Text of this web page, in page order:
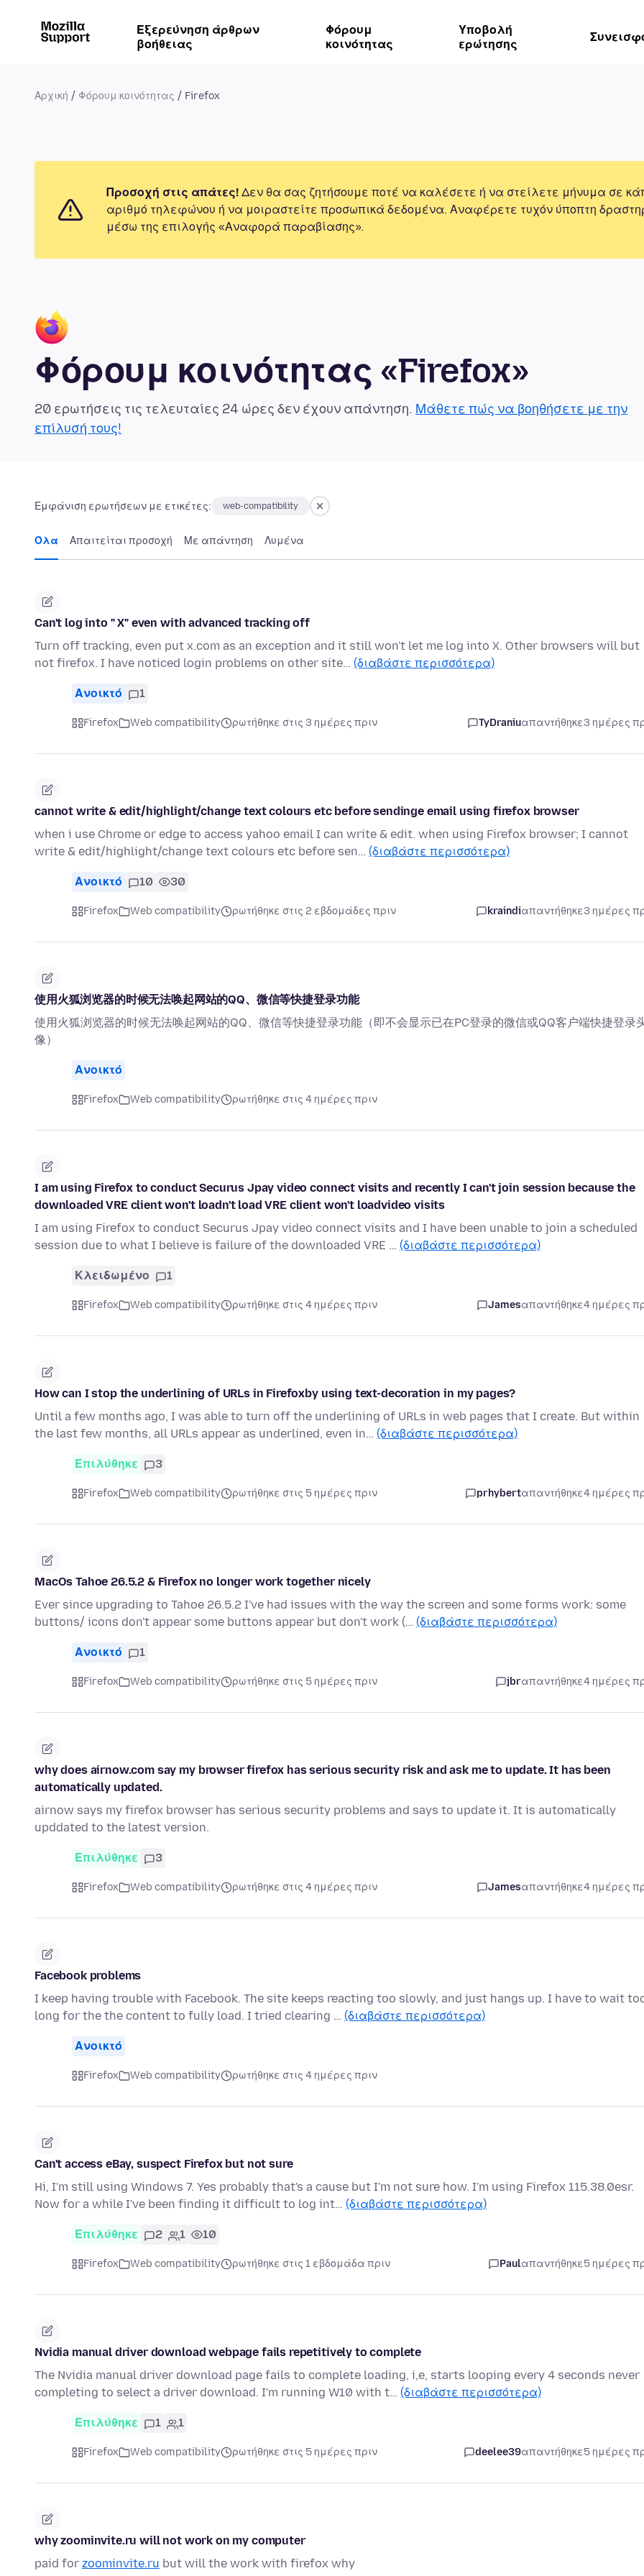
Εξερεύνηση άρθρων
βοήθειας
Φόρουμ
κοινότητας
Υποβολή
ερώτησης
Αρχική Φόρουμ κοινότητας Firefox
Προσοχή στις απάτες! Δεν θα σας ζητήσουμε ποτέ να καλέσετε ή να στείλετε μήνυμα σε
αριθμό τηλεφώνου ή να μοιραστείτε προσωπικά δεδομένα. Αναφέρετε τυχόν ύποπτη
μέσω της επιλογής «Αναφορά παραβίασης».
Φόρουμ κοινότητας «Firefox»
20 ερωτήσεις τις τελευταίες 24 ώρες δεν έχουν απάντηση. Μάθετε πώς να βοηθήσετε με την
επίλυσή τους!
Εμφάνιση ερωτήσεων με ετικέτες: web-compatibility
Όλα Απαιτείται προσοχή Με απάντηση Λυμένα
Can't log into " X" even with advanced tracking off
Turn off tracking, even put x.com as an exception and it still won't let me log into X. Other browsers will but
not firefox. I have noticed login problems on other site… (διαβάστε περισσότερα)
Ανοικτό 1
Firefox Web compatibility ρωτήθηκε στις 3 ημέρες πριν TyDraniuαπαντήθηκε3 ημέρες
cannot write & edit/highlight/change text colours etc before sendinge email using firefox browser
when i use Chrome or edge to access yahoo email I can write & edit. when using Firefox browser; I cannot
write & edit/highlight/change text colours etc before sen… (διαβάστε περισσότερα)
Ανοικτό 10 30
Firefox Web compatibility ρωτήθηκε στις 2 εβδομάδες πριν kraindiαπαντήθηκε3 ημέρες
使用火狐浏览器的时候无法唤起网站的QQ、微信等快捷登录功能
使用火狐浏览器的时候无法唤起网站的QQ、微信等快捷登录功能（即不会显示已在PC登录的微信或QQ客户端快捷登录
像）
Ανοικτό
Firefox Web compatibility ρωτήθηκε στις 4 ημέρες πριν
I am using Firefox to conduct Securus Jpay video connect visits and recently I can't join session because the
downloaded VRE client won't loadn't load VRE client won't loadvideo visits
I am using Firefox to conduct Securus Jpay video connect visits and I have been unable to join a scheduled
session due to what I believe is failure of the downloaded VRE … (διαβάστε περισσότερα)
Κλειδωμένο 1
Firefox Web compatibility ρωτήθηκε στις 4 ημέρες πριν Jamesαπαντήθηκε4 ημέρες
How can I stop the underlining of URLs in Firefoxby using text-decoration in my pages?
Until a few months ago, I was able to turn off the underlining of URLs in web pages that I create. But within
the last few months, all URLs appear as underlined, even in… (διαβάστε περισσότερα)
Επιλύθηκε 3
Firefox Web compatibility ρωτήθηκε στις 5 ημέρες πριν prhybertαπαντήθηκε4 ημέρες
MacOs Tahoe 26.5.2 & Firefox no longer work together nicely
Ever since upgrading to Tahoe 26.5.2 I've had issues with the way the screen and some forms work: some
buttons/ icons don't appear some buttons appear but don't work (… (διαβάστε περισσότερα)
Ανοικτό 1
Firefox Web compatibility ρωτήθηκε στις 5 ημέρες πριν jbrαπαντήθηκε4 ημέρες
why does airnow.com say my browser firefox has serious security risk and ask me to update. It has been
automatically updated.
airnow says my firefox browser has serious security problems and says to update it. It is automatically
upddated to the latest version.
Επιλύθηκε 3
Firefox Web compatibility ρωτήθηκε στις 4 ημέρες πριν Jamesαπαντήθηκε4 ημέρες
Facebook problems
I keep having trouble with Facebook. The site keeps reacting too slowly, and just hangs up. I have to wait
long for the the content to fully load. I tried clearing … (διαβάστε περισσότερα)
Ανοικτό
Firefox Web compatibility ρωτήθηκε στις 4 ημέρες πριν
Can't access eBay, suspect Firefox but not sure
Hi, I'm still using Windows 7. Yes probably that's a cause but I'm not sure how. I'm using Firefox 115.38.0esr.
Now for a while I've been finding it difficult to log int… (διαβάστε περισσότερα)
Επιλύθηκε 2 1 10
Firefox Web compatibility ρωτήθηκε στις 1 εβδομάδα πριν Paulαπαντήθηκε5 ημέρες
Nvidia manual driver download webpage fails repetitively to complete
The Nvidia manual driver download page fails to complete loading, i,e, starts looping every 4 seconds never
completing to select a driver download. I'm running W10 with t… (διαβάστε περισσότερα)
Επιλύθηκε 1 1
Firefox Web compatibility ρωτήθηκε στις 5 ημέρες πριν deelee39απαντήθηκε5 ημέρες
why zoominvite.ru will not work on my computer
paid for zoominvite.ru but will the work with firefox why